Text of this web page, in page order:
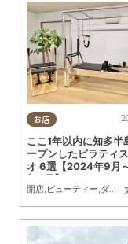
お店
ここ1年以内に知多半
ープンしたピラティ
オ 6選【2024年9月
年6月】
開店, ビューティー,ダイエット